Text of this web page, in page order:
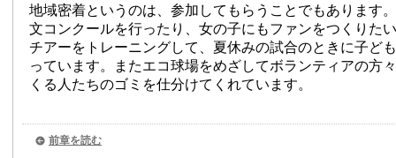
地域密着というのは、参加してもらうことでもあります
文コンクールを行ったり、女の子にもファンをつくりた
チアーをトレーニングして、夏休みの試合のときに子ど
っています。またエコ球場をめざしてボランティアの方
くる人たちのゴミを仕分けてくれています。
前章を読む